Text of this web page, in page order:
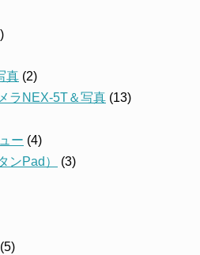
真 (2)
ラNEX-5T＆写真 (13)
ー (4)
ンPad）
(3)
(5)